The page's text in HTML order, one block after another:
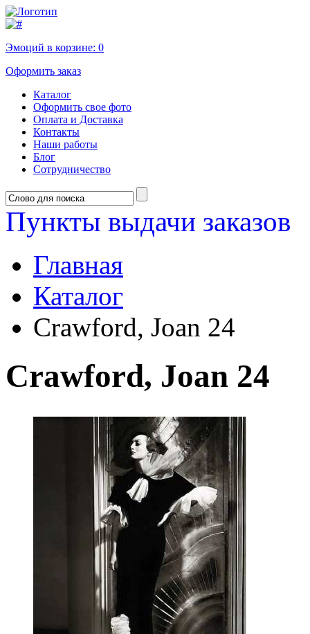
Эмоций в корзине: 0
Оформить заказ
Каталог
Оформить свое фото
Оплата и Доставка
Контакты
Наши работы
Блог
Сотрудничество
Пункты выдачи заказов
Главная
Каталог
Crawford, Joan 24
Crawford, Joan 24